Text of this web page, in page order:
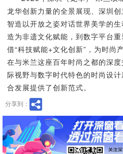
龙华创新力量的全景展现、深圳
智造以开放之姿对话世界美学的
造为非遗文化赋能，到数字平台
借“科技赋能+文化创新”，为时尚
在与米兰这座百年时尚之都的深
际视野与数字时代特色的时尚设
合发展提供了创新范式。
分享到：